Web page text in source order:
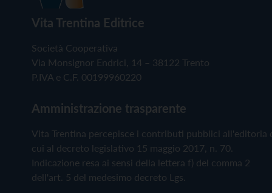
Vita Trentina Editrice
Società Cooperativa
Via Monsignor Endrici, 14 – 38122 Trento
P.IVA e C.F. 00199960220
Amministrazione trasparente
Vita Trentina percepisce i contributi pubblici all'editoria
cui al decreto legislativo 15 maggio 2017, n. 70.
Indicazione resa ai sensi della lettera f) del comma 2
dell'art. 5 del medesimo decreto Lgs.